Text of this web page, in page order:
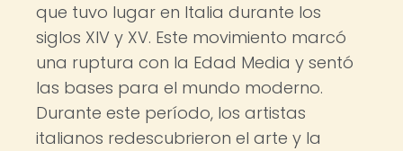
que tuvo lugar en Italia durante los
siglos XIV y XV. Este movimiento marcó
una ruptura con la Edad Media y sentó
las bases para el mundo moderno.
Durante este período, los artistas
italianos redescubrieron el arte y la